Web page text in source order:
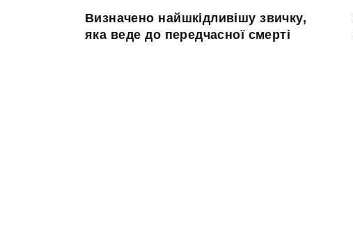
Визначено найшкідливішу звичку,
яка веде до передчасної смерті